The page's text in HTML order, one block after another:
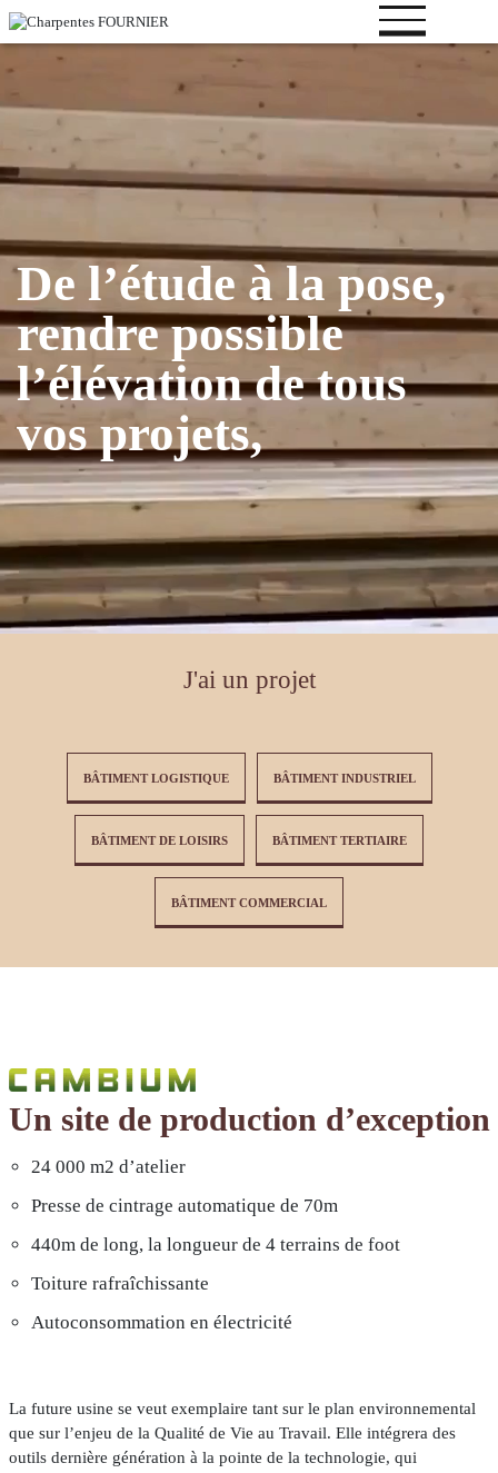
Votre
Bâtiment
logistique
Bâtiment
industriel
Bâtiment de
loisirs
Bâtiment
tertiaire
Bâtiment
commercial
Réalisations
Cambium
engagements
Certifications
faire
Conception
Contact
De l’étude à la pose,
rendre possible
l’élévation de tous
vos projets,
même les plus audacieux.
J'ai un projet
BÂTIMENT LOGISTIQUE BÂTIMENT INDUSTRIEL
BÂTIMENT DE LOISIRS BÂTIMENT TERTIAIRE
BÂTIMENT COMMERCIAL
Un site de production d’exception
La future usine se veut exemplaire tant sur le plan environnemental
que sur l’enjeu de la Qualité de Vie au Travail. Elle intégrera des
outils dernière génération à la pointe de la technologie, qui
24 000 m2 d’atelier
Presse de cintrage automatique de 70m
440m de long, la longueur de 4 terrains de foot
Toiture rafraîchissante
Autoconsommation en électricité